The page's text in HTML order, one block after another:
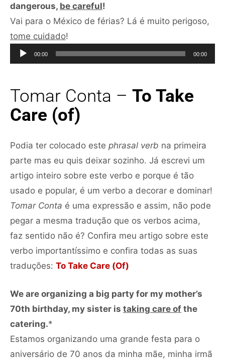
dangerous, be careful!
Vai para o México de férias? Lá é muito perigoso,
tome cuidado!
de
áudio
00:00 00:00
Tomar Conta – To Take
Care (of)
Podia ter colocado este phrasal verb na primeira
parte mas eu quis deixar sozinho. Já escrevi um
artigo inteiro sobre este verbo e porque é tão
usado e popular, é um verbo a decorar e dominar!
Tomar Conta é uma expressão e assim, não pode
pegar a mesma tradução que os verbos acima,
faz sentido não é? Confira meu artigo sobre este
verbo importantíssimo e confira todas as suas
traduções: To Take Care (Of)
We are organizing a big party for my mother’s
70th birthday, my sister is taking care of the
catering.*
Estamos organizando uma grande festa para o
aniversário de 70 anos da minha mãe, minha irmã